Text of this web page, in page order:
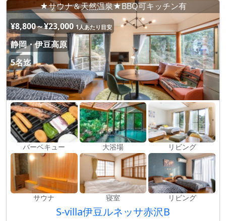
★サウナ＆天然温泉★BBQ可キッチン有
¥8,800～¥23,000 1人あたり目安
静岡・伊豆高原
5名迄
バーベキュー 大浴場 リビング
サウナ 寝室 リビング
S-villa伊豆ルネッサ赤沢B